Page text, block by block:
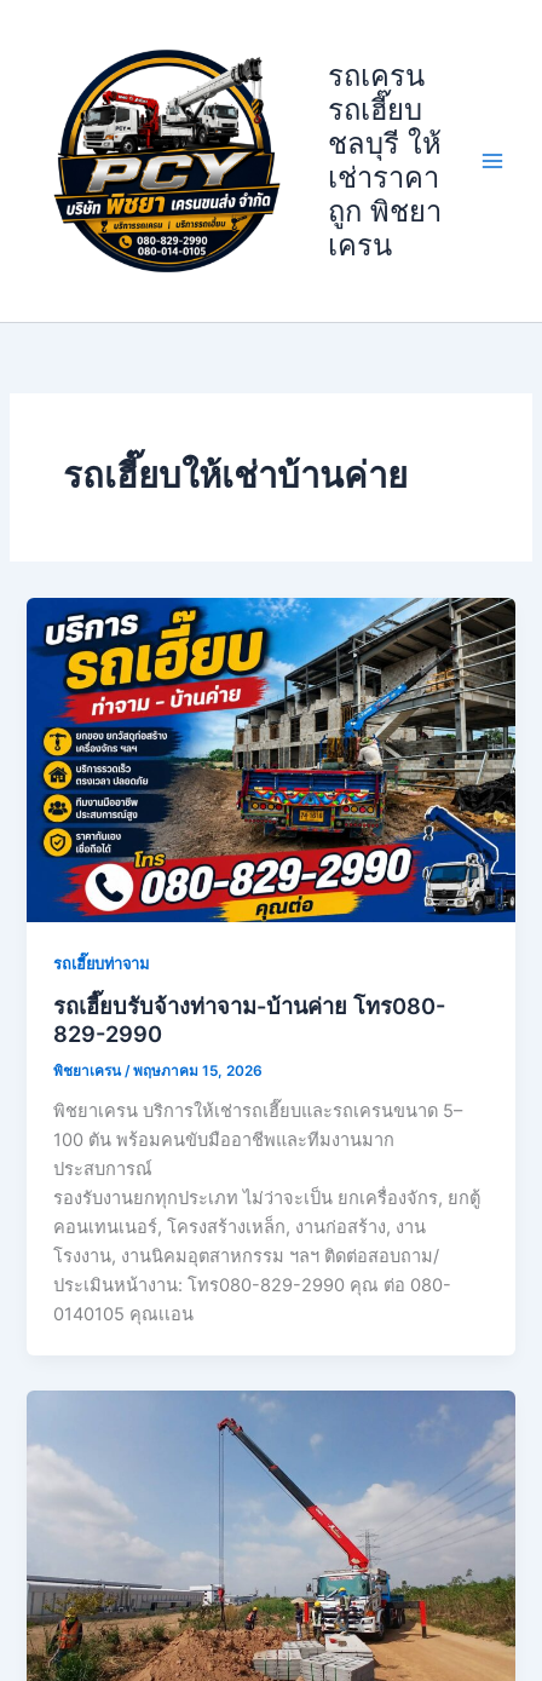
รถเครน
รถเฮี๊ยบ
ชลบุรี ให้
เช่าราคา
ถูก พิชยา
เครน
รถเฮี๊ยบให้เช่าบ้านค่าย
รถเฮี๊ยบท่าจาม
รถเฮี๊ยบรับจ้างท่าจาม-บ้านค่าย โทร080-
829-2990
พิชยาเครน /พฤษภาคม 15, 2026
พิชยาเครน บริการให้เช่ารถเฮี๊ยบและรถเครนขนาด 5–
100 ตัน พร้อมคนขับมืออาชีพและทีมงานมาก
ประสบการณ์
รองรับงานยกทุกประเภท ไม่ว่าจะเป็น ยกเครื่องจักร, ยกตู้
คอนเทนเนอร์, โครงสร้างเหล็ก, งานก่อสร้าง, งาน
โรงงาน, งานนิคมอุตสาหกรรม ฯลฯ ติดต่อสอบถาม/
ประเมินหน้างาน: โทร080-829-2990 คุณ ต่อ 080-
0140105 คุณเเอน